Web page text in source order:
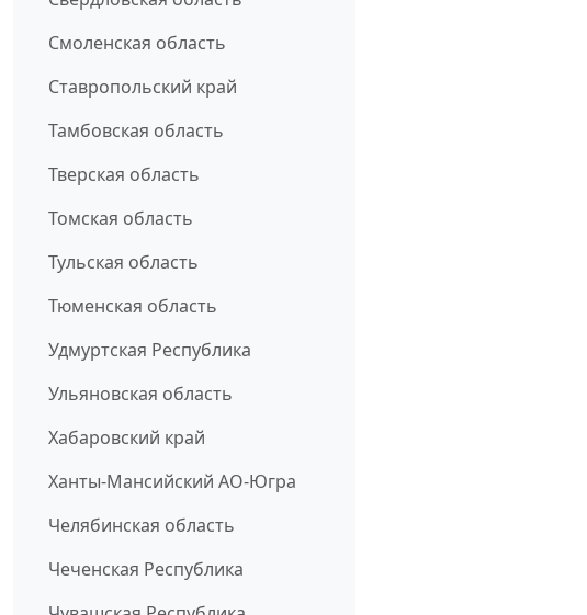
Смоленская область
Ставропольский край
Тамбовская область
Тверская область
Томская область
Тульская область
Тюменская область
Удмуртская Республика
Ульяновская область
Хабаровский край
Ханты-Мансийский АО-Югра
Челябинская область
Чеченская Республика